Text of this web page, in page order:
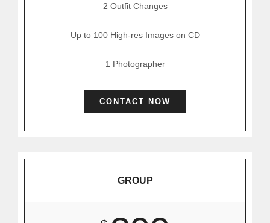
2 Outfit Changes
Up to 100 High-res Images on CD
1 Photographer
CONTACT NOW
GROUP